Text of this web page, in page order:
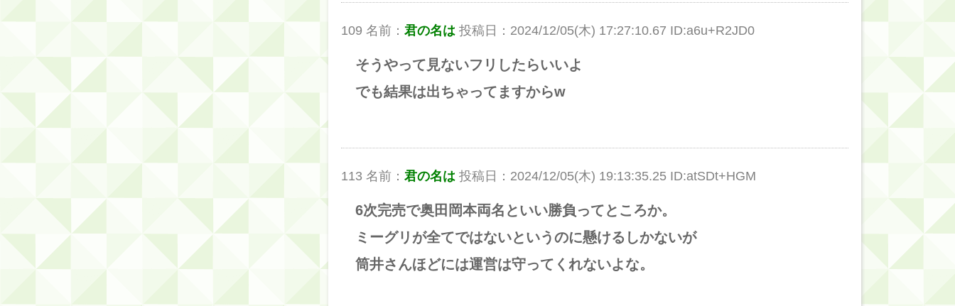
109 名前： 君の名は 投稿日：2024/12/05(木) 17:27:10.67 ID:a6u+R2JD0
そうやって見ないフリしたらいいよ
でも結果は出ちゃってますからw
113 名前： 君の名は 投稿日：2024/12/05(木) 19:13:35.25 ID:atSDt+HGM
6次完売で奥田岡本両名といい勝負ってところか。
ミーグリが全てではないというのに懸けるしかないが
筒井さんほどには運営は守ってくれないよな。